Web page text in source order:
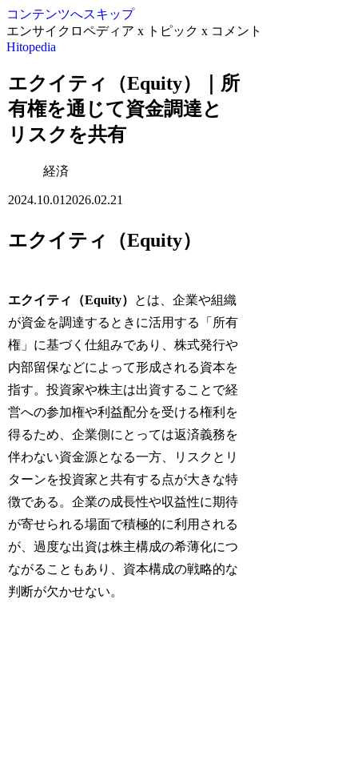
コンテンツへスキップ
エンサイクロペディア x トピック x コメント
Hitopedia
エクイティ（Equity）｜所
有権を通じて資金調達と
リスクを共有
経済
2024.10.01 2026.02.21
エクイティ（Equity）
エクイティ（Equity）
とは、企業や組織
が資金を調達するときに活用する「所有
権」に基づく仕組みであり、株式発行や
内部留保などによって形成される資本を
指す。投資家や株主は出資することで経
営への参加権や利益配分を受ける権利を
得るため、企業側にとっては返済義務を
伴わない資金源となる一方、リスクとリ
ターンを投資家と共有する点が大きな特
徴である。企業の成長性や収益性に期待
が寄せられる場面で積極的に利用される
が、過度な出資は株主構成の希薄化につ
ながることもあり、資本構成の戦略的な
判断が欠かせない。